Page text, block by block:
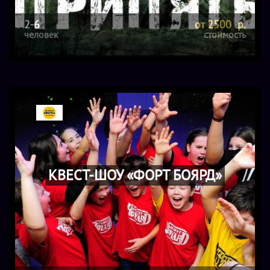
руб.
Описание
всем ее юным поклонникам и их родителям. В кубической
вселенной ребята будут строить и крафтить дома,
добывать полезные ископаемые и выполнять другие,
знакомые по миру «Майнкрафта» задания в компании
веселых ведущих-аниматоров. Маленькие строители
встретятся со Стивом и Грейс, которым требуется помощь.
Главная цель команды – найти и обезвредить Крипера,
пробравшегося в реальный мир, мир людей, проходя
разнообразные испытания и преодолевая препятствия.
Веселый, увлекательный и очень динамичныйквест
«Майнкрафт» в Белгороде
идеально подходит в качестве
развлекательной программы для детских праздников и
2-6
человек
от 2500 р.
стоимость
КВЕСТ-ШОУ «ФОРТ БОЯРД»